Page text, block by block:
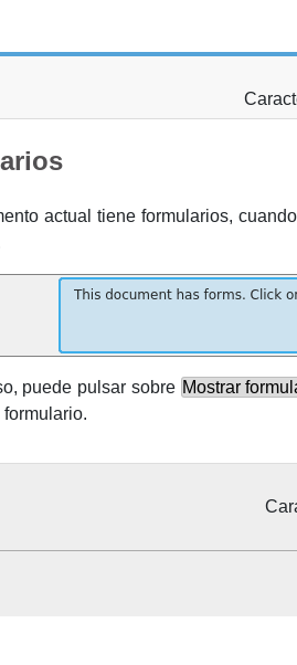
actual tiene formularios,
puede pulsar sobre Mostrar